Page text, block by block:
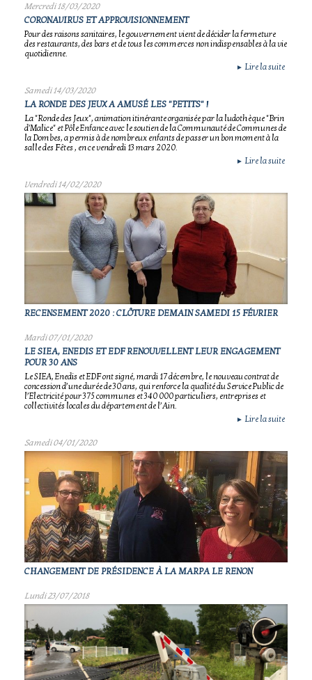
Mercredi 18/03/2020
CORONAVIRUS ET APPROVISIONNEMENT
Pour des raisons sanitaires, le gouvernement vient de décider la fermeture
des restaurants, des bars et de tous les commerces non indispensables à la vie
quotidienne.
► Lire la suite
Samedi 14/03/2020
LA RONDE DES JEUX A AMUSÉ LES "PETITS" !
La "Ronde des Jeux", animation itinérante organisée par la ludothèque "Brin
d'Malice" et Pôle Enfance avec le soutien de la Communauté de Communes de
la Dombes, a permis à de nombreux enfants de passer un bon moment à la
salle des Fêtes , en ce vendredi 13 mars 2020.
► Lire la suite
Vendredi 14/02/2020
RECENSEMENT 2020 : CLÔTURE DEMAIN SAMEDI 15 FÉVRIER
Mardi 07/01/2020
LE SIEA, ENEDIS ET EDF RENOUVELLENT LEUR ENGAGEMENT
POUR 30 ANS
Le SIEA, Enedis et EDF ont signé, mardi 17 décembre, le nouveau contrat de
concession d’une durée de 30 ans, qui renforce la qualité du Service Public de
l’Electricité pour 375 communes et 340 000 particuliers, entreprises et
collectivités locales du département de l’Ain.
► Lire la suite
Samedi 04/01/2020
CHANGEMENT DE PRÉSIDENCE À LA MARPA LE RENON
Lundi 23/07/2018